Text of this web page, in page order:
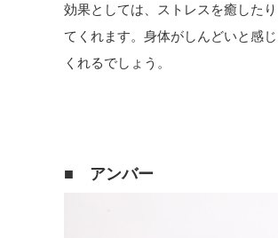
効果としては、ストレスを癒した
てくれます。身体がしんどいと感
くれるでしょう。
■ アンバー